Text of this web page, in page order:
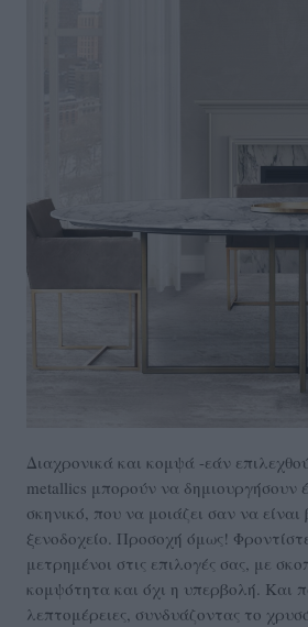
Διαχρονικά και κομψά -εάν
metallics μπορούν να δημιουργήσουν
σκηνικό, που να μοιάζει σαν να
ξενοδοχείο. Προσοχή όμως!
μετρημένοι στις επιλογές σας, με
κομψότητα και όχι η υπερβολή. Και
λεπτομέρειες, συνδυάζοντας το